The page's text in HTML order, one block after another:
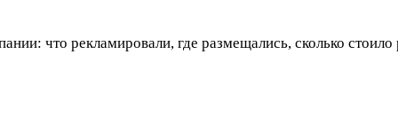
что рекламировали, где размещались, сколько